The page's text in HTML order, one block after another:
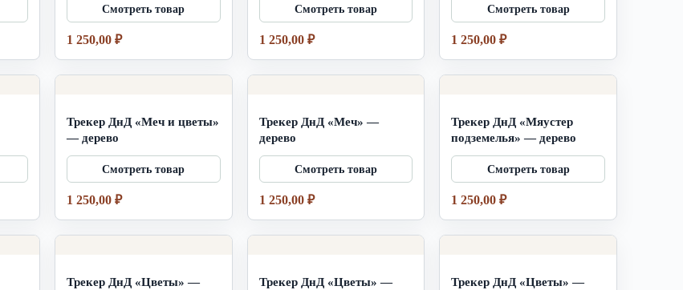
1 250,00₽ 1 250,00 ₽ 1 250,00₽
Трекер ДнД «Меч и цветы»
— дерево
1 250,00₽
Трекер ДнД «Меч» —
дерево
1 250,00 ₽
Трекер ДнД «Мяустер
подземелья» — дерево
1 250,00₽
Трекер ДнД «Цветы» —
Трекер ДнД «Цветы» —
Трекер ДнД «Цветы» —